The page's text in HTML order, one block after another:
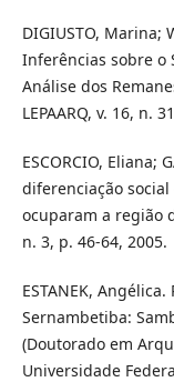
DIGIUSTO, Marina;
Inferências sobre o
Análise dos
LEPAARQ, v. 16, n.
ESCORCIO, Eliana;
diferenciação
ocuparam a região
n. 3, p. 46-64, 2005.
ESTANEK,
Sernambetiba:
(Doutorado em
Universidade